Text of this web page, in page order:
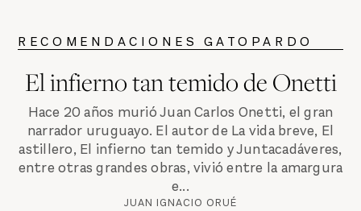
RECOMENDACIONES GATOPARDO
El infierno tan temido de Onetti
Hace 20 años murió Juan Carlos Onetti, el gran
narrador uruguayo. El autor de La vida breve, El
astillero, El infierno tan temido y Juntacadáveres,
entre otras grandes obras, vivió entre la amargura
e...
JUAN IGNACIO ORUÉ